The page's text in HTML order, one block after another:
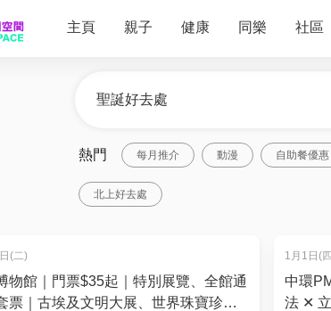
主頁 親子 健康 同樂 社區
熱門 每月推介 動漫 自助餐優惠
北上好去處
(二)
物館｜門票$35起｜特別展覽、全館通
票｜古埃及文明大展、世界珠寶珍藏
1月1日(
中環
法 ✕